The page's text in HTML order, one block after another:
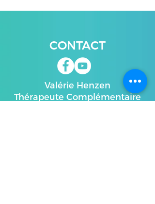
CONTACT
Valérie Henzen
Thérapeute Complémentaire